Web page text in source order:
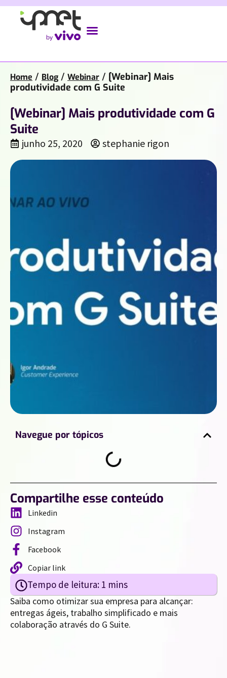
Home / Blog / Webinar / [Webinar] Mais
produtividade com G Suite
[Webinar] Mais produtividade com G
Suite
junho 25, 2020 stephanie rigon
Navegue por tópicos
Compartilhe esse conteúdo
Linkedin
Instagram
Facebook
Copiar link
Saiba como otimizar sua empresa para alcançar:
entregas ágeis, trabalho simplificado e mais
colaboração através do G Suite.